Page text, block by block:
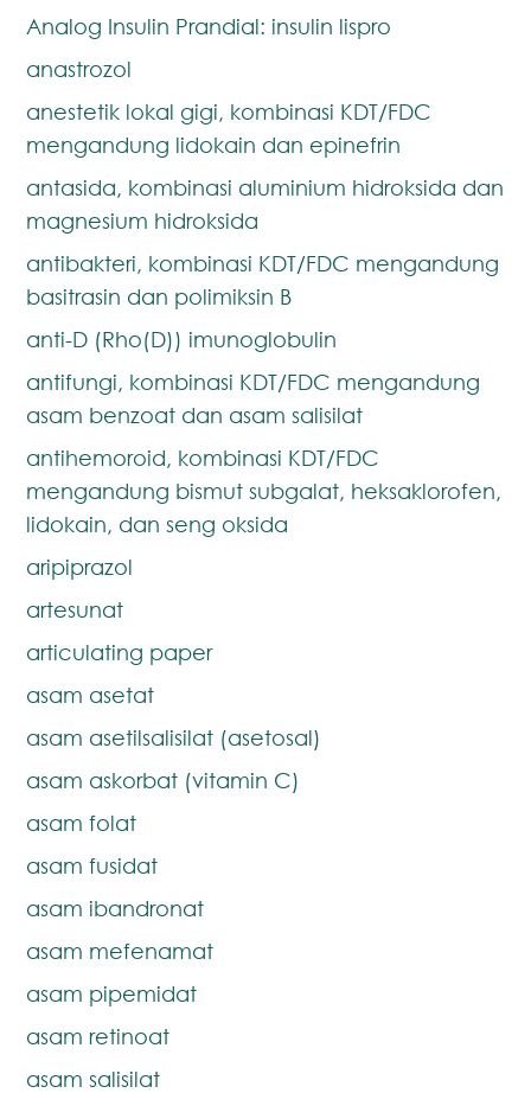
Analog Insulin Prandial: insulin lispro
anastrozol
anestetik lokal gigi, kombinasi KDT/FDC
mengandung lidokain dan epinefrin
antasida, kombinasi aluminium hidroksida dan
magnesium hidroksida
antibakteri, kombinasi KDT/FDC mengandung
basitrasin dan polimiksin B
anti-D (Rho(D)) imunoglobulin
antifungi, kombinasi KDT/FDC mengandung
asam benzoat dan asam salisilat
antihemoroid, kombinasi KDT/FDC
mengandung bismut subgalat, heksaklorofen,
lidokain, dan seng oksida
aripiprazol
artesunat
articulating paper
asam asetat
asam asetilsalisilat (asetosal)
asam askorbat (vitamin C)
asam folat
asam fusidat
asam ibandronat
asam mefenamat
asam pipemidat
asam retinoat
asam salisilat